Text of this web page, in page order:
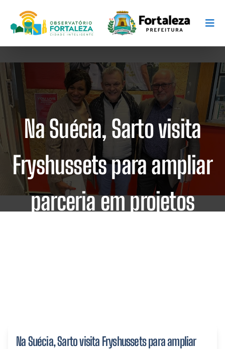
Na Suécia, Sarto visita
Fryshussets para ampliar
parceria em projetos
Na Suécia, Sarto visita Fryshussets para ampliar